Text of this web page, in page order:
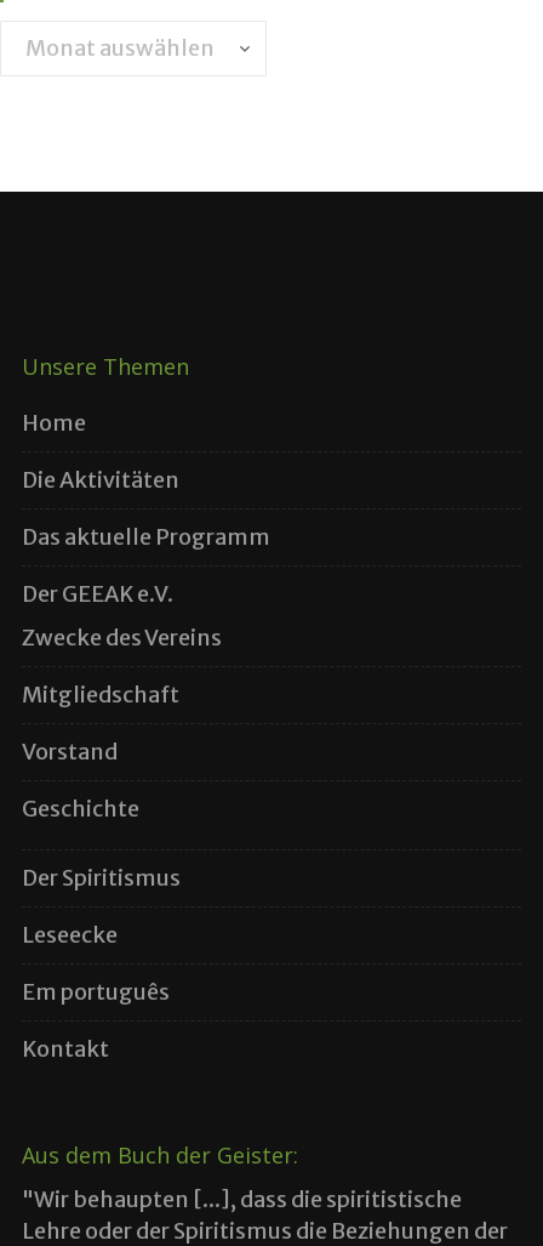
Archiv
Unsere Themen
Home
Die Aktivitäten
Das aktuelle Programm
Der GEEAK e.V.
Zwecke des Vereins
Mitgliedschaft
Vorstand
Geschichte
Der Spiritismus
Leseecke
Em português
Kontakt
Aus dem Buch der Geister:
"Wir behaupten [...], dass die spiritistische
Lehre oder der Spiritismus die Beziehungen der